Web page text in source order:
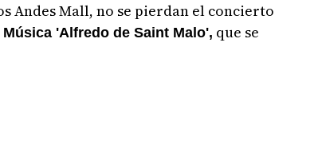
Andes Mall, no se pierdan el concierto
'Alfredo de Saint Malo', que se